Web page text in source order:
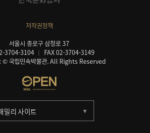
저작권정책
서울시 종로구 삼청로 37
3704-3104
FAX 02-3704-3149
국립민속박물관. All Rights Reserved
밀리 사이트